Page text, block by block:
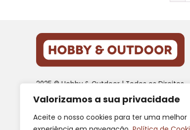
Valorizamos a sua privacidade
Aceite o nosso cookies para ter uma melhor
2025 © Hobby & Outdoor | Todos os Direitos
Reservados
Como participante do Programa de
Amazon e Programa de Afiliados Mercado